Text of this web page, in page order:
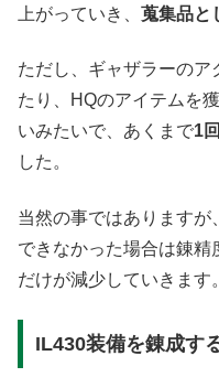
上がっていき、 蒐集品と
ただし、ギャザラーのア
たり、HQのアイテムを
いみたいで、あくまで1
した。
当然の事ではあります
できなかった場合は錬精
だけが減少していきます。
IL430装備を錬成す